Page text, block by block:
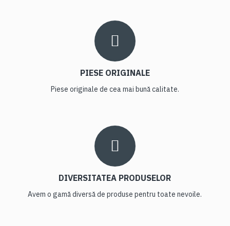
PIESE ORIGINALE
Piese originale de cea mai bună calitate.
DIVERSITATEA PRODUSELOR
Avem o gamă diversă de produse pentru toate nevoile.